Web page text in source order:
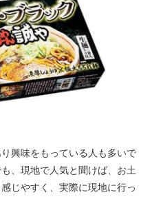
興味をもっている人も多いで
、現地で人気と聞けば、お土
じやすく、実際に現地に行っ